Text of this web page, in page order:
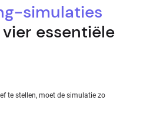
simulaties
essentiële
te stellen, moet de simulatie zo